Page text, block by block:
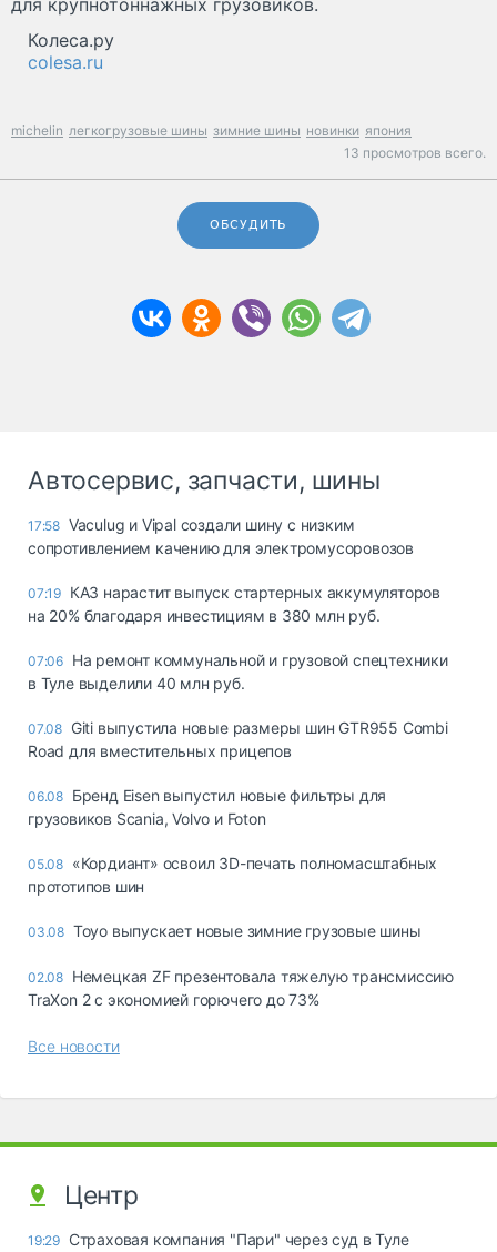
для крупнотоннажных грузовиков.
Колеса.ру
colesa.ru
michelin легкогрузовые шины зимние шины новинки япония
13 просмотров всего.
ОБСУДИТЬ
Автосервис, запчасти, шины
17:58 Vaculug и Vipal создали шину с низким
сопротивлением качению для электромусоровозов
07:19 КАЗ нарастит выпуск стартерных аккумуляторов
на 20% благодаря инвестициям в 380 млн руб.
07:06 На ремонт коммунальной и грузовой спецтехники
в Туле выделили 40 млн руб.
07.08 Giti выпустила новые размеры шин GTR955 Combi
Road для вместительных прицепов
06.08 Бренд Eisen выпустил новые фильтры для
грузовиков Scania, Volvo и Foton
05.08 «Кордиант» освоил 3D-печать полномасштабных
прототипов шин
03.08 Toyo выпускает новые зимние грузовые шины
02.08 Немецкая ZF презентовала тяжелую трансмиссию
TraXon 2 с экономией горючего до 73%
Все новости
Центр
19:29 Страховая компания "Пари" через суд в Туле